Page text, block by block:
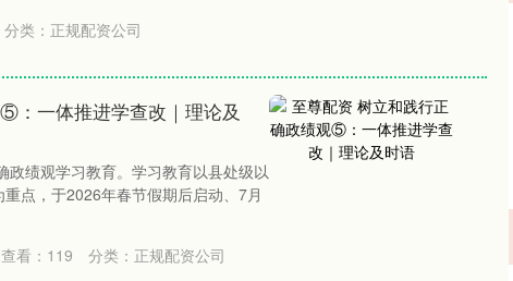
分类： 正规配资公司
：一体推进学查改｜理论及
政绩观学习教育。学习教育以县处级以
点，于2026年春节假期后启动、7月
查看： 119 分类： 正规配资公司